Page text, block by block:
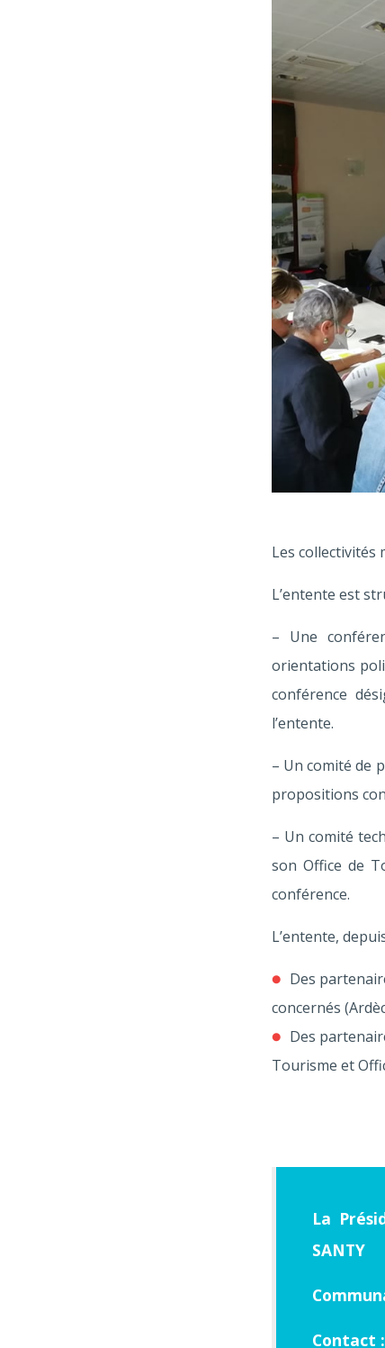
Les collectivités
L’entente est
– Une
orientations
conférence
l’entente.
– Un comité de
propositions
– Un comité
son Office de
conférence.
L’entente,
Des
concernés
Des
Tourisme et
La
SANTY
Contact :